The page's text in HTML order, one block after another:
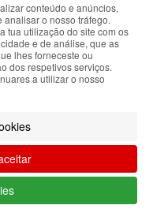
conteúdo e anúncios,
o nosso tráfego.
tua utilização do site com os
e de análise, que as
lhes forneceste ou
dos respetivos serviços.
a utilizar o nosso